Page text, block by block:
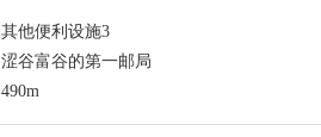
其他便利设施3
涩谷富谷的第一邮局
490m